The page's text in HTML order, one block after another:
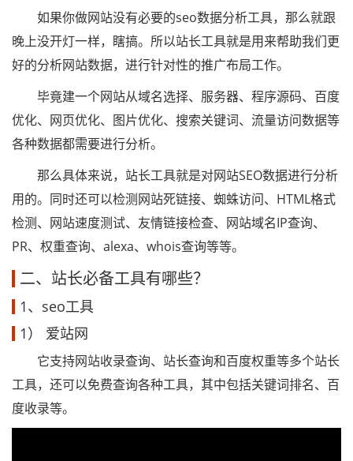
如果你做网站没有必要的seo数据分析工具，那么就跟
晚上没开灯一样，瞎搞。所以站长工具就是用来帮助我们更
好的分析网站数据，进行针对性的推广布局工作。
毕竟建一个网站从域名选择、服务器、程序源码、百度
优化、网页优化、图片优化、搜索关键词、流量访问数据等
各种数据都需要进行分析。
那么具体来说，站长工具就是对网站SEO数据进行分析
用的。同时还可以检测网站死链接、蜘蛛访问、HTML格式
检测、网站速度测试、友情链接检查、网站域名IP查询、
PR、权重查询、alexa、whois查询等等。
二、站长必备工具有哪些？
1、seo工具
1） 爱站网
它支持网站收录查询、站长查询和百度权重等多个站长
工具，还可以免费查询各种工具，其中包括关键词排名、百
度收录等。